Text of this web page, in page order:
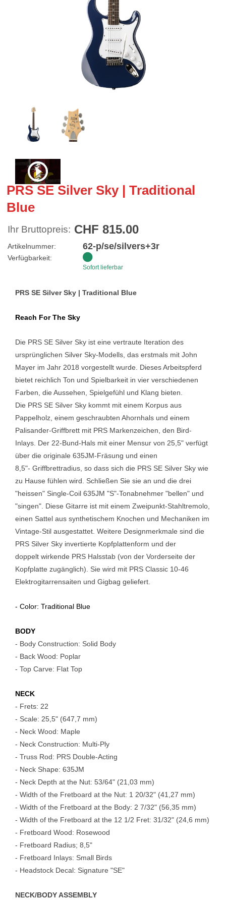
PRS SE Silver Sky | Traditional
Blue
Ihr Bruttopreis: CHF 815.00
Artikelnummer: 62-p/se/silvers+3r
Verfügbarkeit:
Sofort lieferbar
PRS SE Silver Sky | Traditional Blue
Reach For The Sky
Die PRS SE Silver Sky ist eine vertraute Iteration des
ursprünglichen Silver Sky-Modells, das erstmals mit John
Mayer im Jahr 2018 vorgestellt wurde. Dieses Arbeitspferd
bietet reichlich Ton und Spielbarkeit in vier verschiedenen
Farben, die Aussehen, Spielgefühl und Klang bieten.
Die PRS SE Silver Sky kommt mit einem Korpus aus
Pappelholz, einem geschraubten Ahornhals und einem
Palisander-Griffbrett mit PRS Markenzeichen, den Bird-
Inlays. Der 22-Bund-Hals mit einer Mensur von 25,5" verfügt
über die originale 635JM-Fräsung und einen
8,5"- Griffbrettradius, so dass sich die PRS SE Silver Sky wie
zu Hause fühlen wird. Schließen Sie sie an und die drei
"heissen" Single-Coil 635JM "S"-Tonabnehmer "bellen" und
"singen". Diese Gitarre ist mit einem Zweipunkt-Stahltremolo,
einen Sattel aus synthetischem Knochen und Mechaniken im
Vintage-Stil ausgestattet. Weitere Designmerkmale sind die
PRS Silver Sky invertierte Kopfplattenform und der
doppelt wirkende PRS Halsstab (von der Vorderseite der
Kopfplatte zugänglich). Sie wird mit PRS Classic 10-46
Elektrogitarrensaiten und Gigbag geliefert.
- Color: Traditional Blue
BODY
- Body Construction: Solid Body
- Back Wood: Poplar
- Top Carve: Flat Top
NECK
- Frets: 22
- Scale: 25,5" (647,7 mm)
- Neck Wood: Maple
- Neck Construction: Multi-Ply
- Truss Rod: PRS Double-Acting
- Neck Shape: 635JM
- Neck Depth at the Nut: 53/64" (21,03 mm)
- Width of the Fretboard at the Nut: 1 20/32" (41,27 mm)
- Width of the Fretboard at the Body: 2 7/32" (56,35 mm)
- Width of the Fretboard at the 12 1/2 Fret: 31/32" (24,6 mm)
- Fretboard Wood: Rosewood
- Fretboard Radius; 8,5"
- Fretboard Inlays: Small Birds
- Headstock Decal: Signature "SE"
NECK/BODY ASSEMBLY